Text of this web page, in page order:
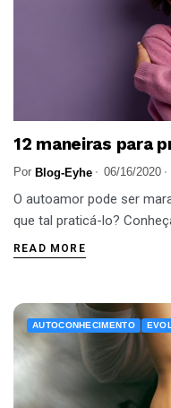
12 maneiras para
Por Blog-Eyhe 06/16/2020
O autoamor pode ser
que tal praticá-lo?
READ MORE
AUTOCONHECIMENTO